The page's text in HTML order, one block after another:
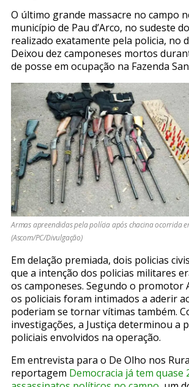
O último grande massacre no campo
município de Pau d’Arco, no sudeste
realizado exatamente pela policia, no
Deixou dez camponeses mortos
de posse em ocupação na Fazenda
Armas apreendidas pela polícia após chacina ocorrida
(Ascom/PC/Divulgação)
Em delação premiada, dois policias
que a intenção dos policias militares
os camponeses. Segundo o promotor
os policiais foram intimados a aderir
poderiam se tornar vítimas também.
investigações, a Justiça determinou a
policiais envolvidos na operação.
Em entrevista para o De Olho nos
reportagem Democracia já tem quase